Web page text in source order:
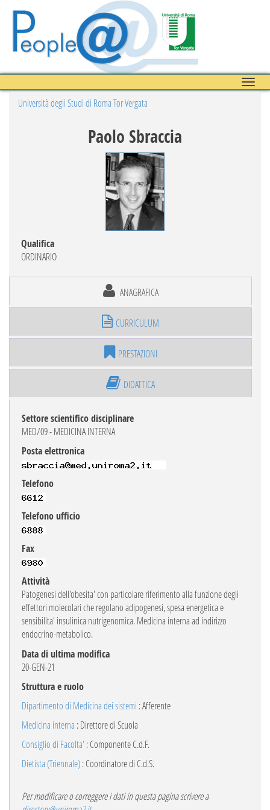
Toggle
Università degli Studi di Roma Tor Vergata
Paolo Sbraccia
Qualifica
ORDINARIO
ANAGRAFICA
CURRICULUM
PRESTAZIONI
DIDATTICA
Settore scientifico disciplinare
MED/09 - MEDICINA INTERNA
Posta elettronica
Telefono
Telefono ufficio
Fax
Attività
Patogenesi dell'obesita' con particolare riferimento alla funzione degli
effettori molecolari che regolano adipogenesi, spesa energetica e
sensibilita' insulinica nutrigenomica. Medicina interna ad indirizzo
endocrino-metabolico.
Data di ultima modifica
20-GEN-21
Struttura e ruolo
Dipartimento di Medicina dei sistemi : Afferente
Medicina interna : Direttore di Scuola
Consiglio di Facolta' : Componente C.d.F.
Dietista (Triennale): Coordinatore di C.d.S.
Per modificare o correggere i dati in questa pagina scrivere a